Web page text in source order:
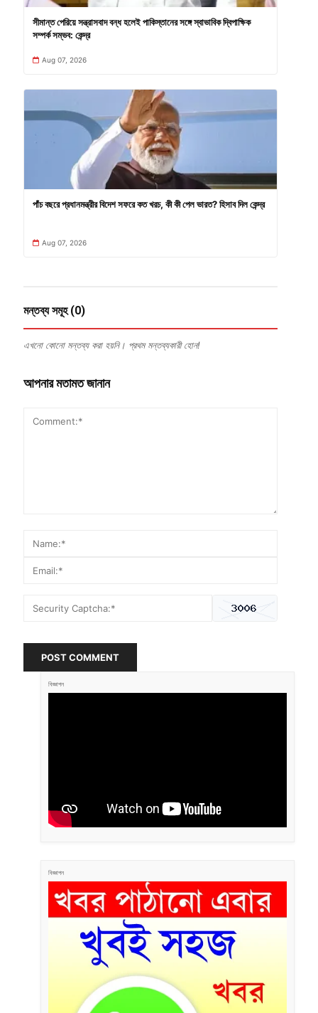
সীমান্ত পেরিয়ে সন্ত্রাসবাদ বন্ধ হলেই পাকিস্তানের সঙ্গে স্বাভাবিক দ্বিপাক্ষিক
সম্পর্ক সম্ভব: কেন্দ্র
Aug 07, 2026
পাঁচ বছরে প্রধানমন্ত্রীর বিদেশ সফরে কত খরচ, কী কী পেল ভারত? হিসাব দিল কেন্দ্র
Aug 07, 2026
মন্তব্য সমূহ (0)
এখনো কোনো মন্তব্য করা হয়নি। প্রথম মন্তব্যকারী হোন!
আপনার মতামত জানান
POST COMMENT
বিজ্ঞাপন
বিজ্ঞাপন